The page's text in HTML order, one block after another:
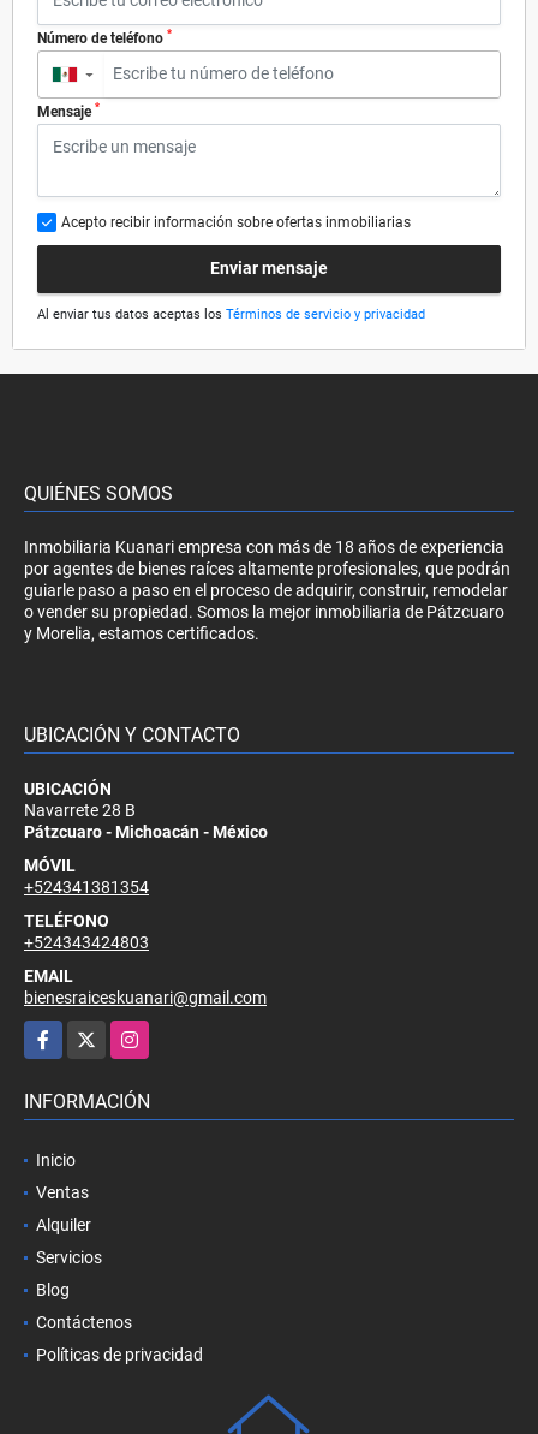
Número de teléfono *
▼
Mensaje *
Acepto recibir información sobre ofertas inmobiliarias
Enviar mensaje
Al enviar tus datos aceptas los Términos de servicio y privacidad
QUIÉNES SOMOS
Inmobiliaria Kuanari empresa con más de 18 años de experiencia
por agentes de bienes raíces altamente profesionales, que podrán
guiarle paso a paso en el proceso de adquirir, construir, remodelar
o vender su propiedad. Somos la mejor inmobiliaria de Pátzcuaro
y Morelia, estamos certificados.
UBICACIÓN Y CONTACTO
UBICACIÓN
Navarrete 28 B
Pátzcuaro - Michoacán - México
MÓVIL
+524341381354
TELÉFONO
+524343424803
EMAIL
bienesraiceskuanari@gmail.com
Facebook
Instagram
INFORMACIÓN
Inicio
Ventas
Alquiler
Servicios
Blog
Contáctenos
Políticas de privacidad